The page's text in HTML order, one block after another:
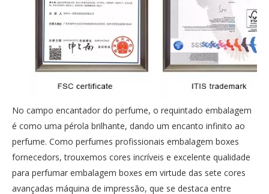
No campo encantador do perfume, o requintado embalagem
é como uma pérola brilhante, dando um encanto infinito ao
perfume. Como perfumes profissionais embalagem boxes
fornecedors, trouxemos cores incríveis e excelente qualidade
para perfumar embalagem boxes em virtude das sete cores
avançadas máquina de impressão, que se destaca entre